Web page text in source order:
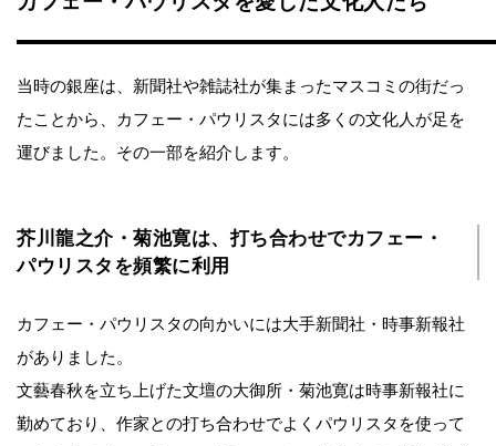
当時の銀座は、新聞社や雑誌社が集まったマスコミの街だっ
たことから、カフェー・パウリスタには多くの文化人が足を
運びました。その一部を紹介します。
芥川龍之介・菊池寛は、打ち合わせでカフェー・
パウリスタを頻繁に利用
カフェー・パウリスタの向かいには大手新聞社・時事新報社
がありました。
文藝春秋を立ち上げた文壇の大御所・菊池寛は時事新報社に
勤めており、作家との打ち合わせでよくパウリスタを使って